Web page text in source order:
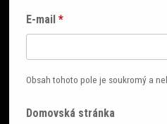
E-mail*
Obsah tohoto pole je soukromý a
Domovská stránka